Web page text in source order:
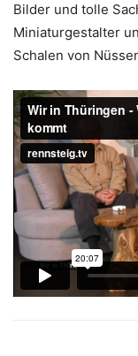
Bilder und tolle
Miniaturgestalter
Schalen von